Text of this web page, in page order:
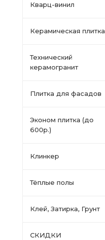
Кварц-винил
Керамическая плитка
Технический
керамогранит
Плитка для фасадов
Эконом плитка (до
600р.)
Клинкер
Тёплые полы
Клей, Затирка, Грунт
СКИДКИ